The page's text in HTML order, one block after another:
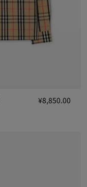
¥8,850.00